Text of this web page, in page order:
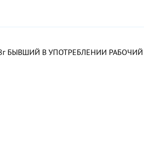
БЫВШИЙ В УПОТРЕБЛЕНИИ РАБОЧИЙ